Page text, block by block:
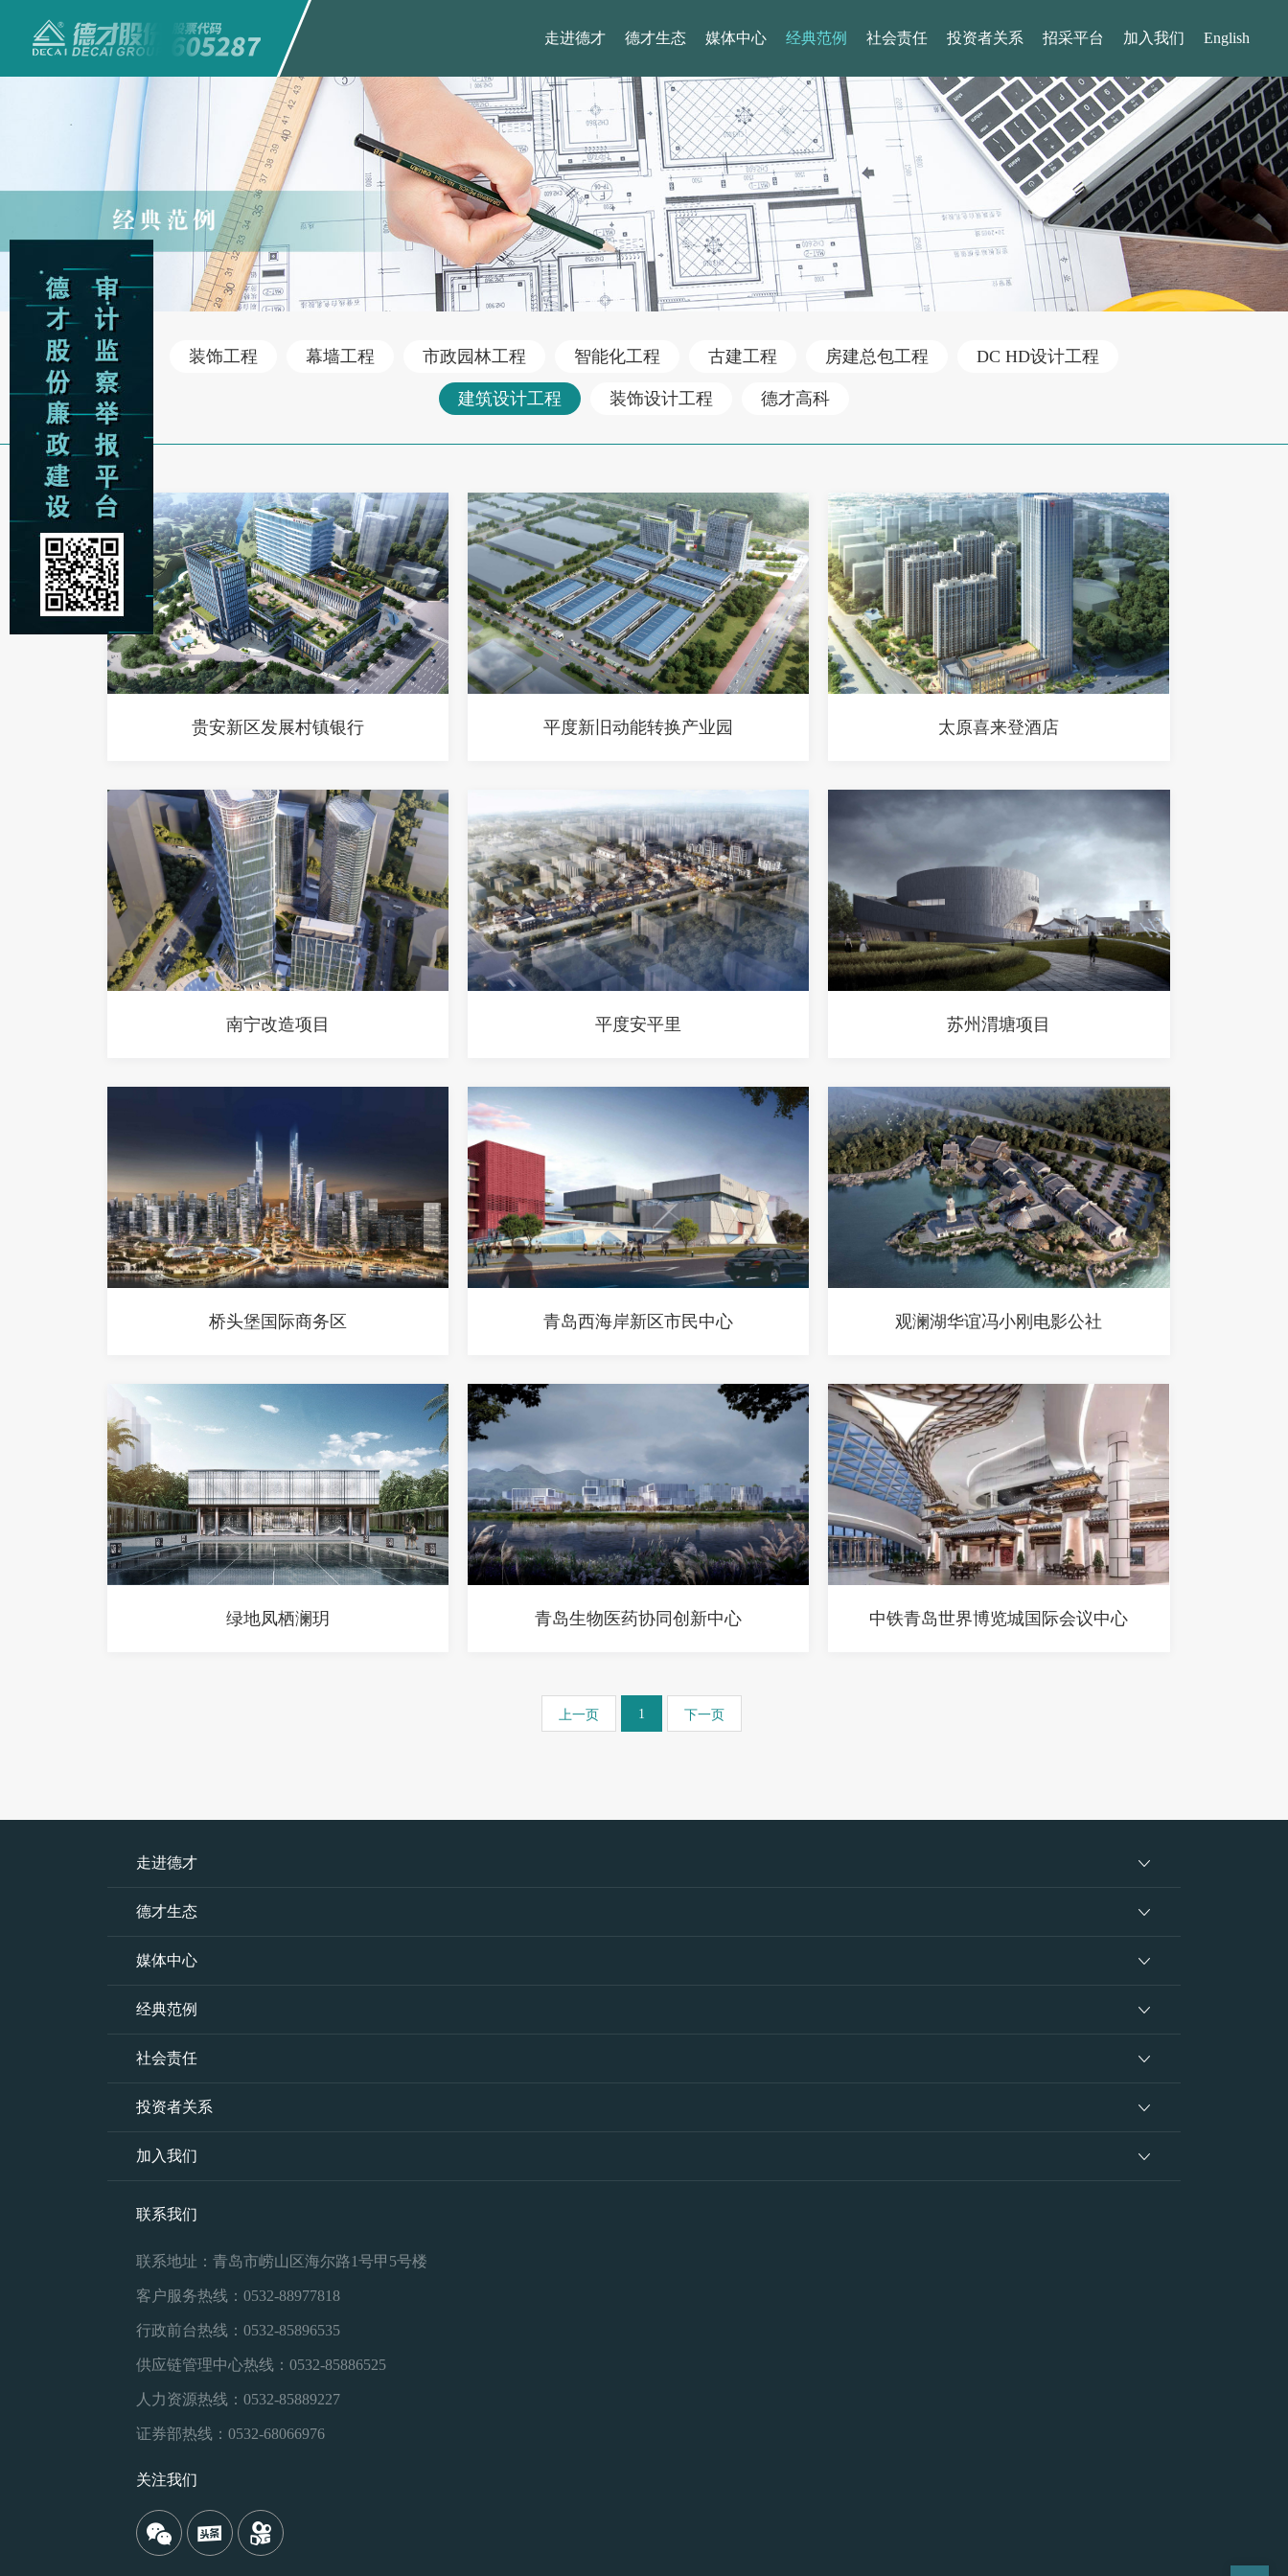
走进德才 德才生态 媒体中心 经典范例 社会责任 投资者关系 招采平台 加入我们 English
装饰工程 幕墙工程 市政园林工程 智能化工程 古建工程 房建总包工程 DC HD设计工程
建筑设计工程 装饰设计工程 德才高科
贵安新区发展村镇银行 平度新旧动能转换产业园 太原喜来登酒店
南宁改造项目 平度安平里 苏州渭塘项目
桥头堡国际商务区 青岛西海岸新区市民中心 观澜湖华谊冯小刚电影公社
绿地凤栖澜玥 青岛生物医药协同创新中心 中铁青岛世界博览城国际会议中心
上一页 1 下一页
走进德才
德才生态
媒体中心
经典范例
社会责任
投资者关系
加入我们
联系我们
联系地址：青岛市崂山区海尔路1号甲5号楼
客户服务热线：0532-88977818
行政前台热线：0532-85896535
供应链管理中心热线：0532-85886525
人力资源热线：0532-85889227
证券部热线：0532-68066976
关注我们